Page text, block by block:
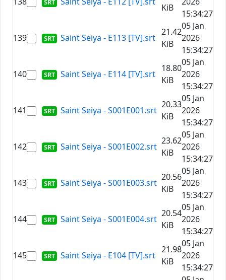
KiB
15:34:27
139 Saint Seiya - E113 [TV].srt
21.42
KiB
05 Jan
2026
15:34:27
140 Saint Seiya - E114 [TV].srt
18.80
KiB
05 Jan
2026
15:34:27
141 Saint Seiya - S001E001.srt
20.33
KiB
05 Jan
2026
15:34:27
142 Saint Seiya - S001E002.srt
23.62
KiB
05 Jan
2026
15:34:27
143 Saint Seiya - S001E003.srt
20.56
KiB
05 Jan
2026
15:34:27
144 Saint Seiya - S001E004.srt
20.54
KiB
05 Jan
2026
15:34:27
145 Saint Seiya - E104 [TV].srt
21.98
KiB
05 Jan
2026
15:34:27